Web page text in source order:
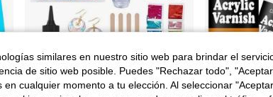
similares en nuestro sitio web para brindar el
de sitio web posible. Puedes "Rechazar todo",
cualquier momento a tu elección. Al seleccionar